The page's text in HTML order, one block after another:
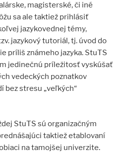
magisterské, či iné
sa ale taktiež prihlásiť
jazykovednej témy,
jazykový tutoriál, tj. úvod do
príliš známeho jazyka. StuTS
jedinečnú príležitosť vyskúšať
vedeckých poznatkov
bez stresu „veľkých“
StuTS sú organizačným
taktiež etablovaní
na tamojšej univerzite.